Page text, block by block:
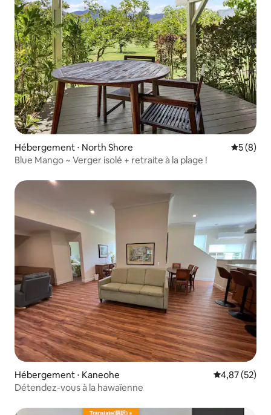
Hébergement ⋅ North Shore
5 (8)
Blue Mango ~ Verger isolé + retraite à la plage !
Hébergement ⋅ Kaneohe Évaluation
4,87 (52)
Détendez-vous à la hawaïenne